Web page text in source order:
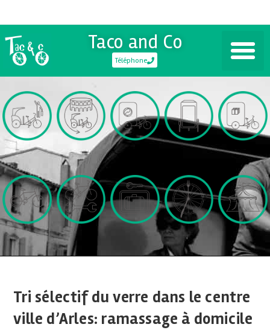
Taco and Co
Téléphone
Tri sélectif du verre dans le centre
ville d’Arles: ramassage à domicile